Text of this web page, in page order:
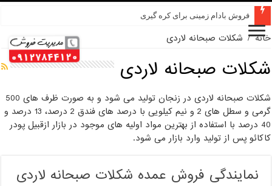
فروش بادام زمینی برای کره گیری
خانه / شکلات صبحانه لاردی
شکلات صبحانه لاردی
شکلات صبحانه لاردی در زنجان تولید می شود و به صورت ظرف های 500
گرمی و سطل های 2 و نیم کیلویی با درصد های فندق 2 درصد، 13 درصد و
40 درصد با استفاده از بهترین مواد اولیه های موجود در بازار ازقبیل پودر
کاکائو پس از تولید وارد بازار می شود.
نمایندگی فروش عمده شکلات صبحانه لاردی